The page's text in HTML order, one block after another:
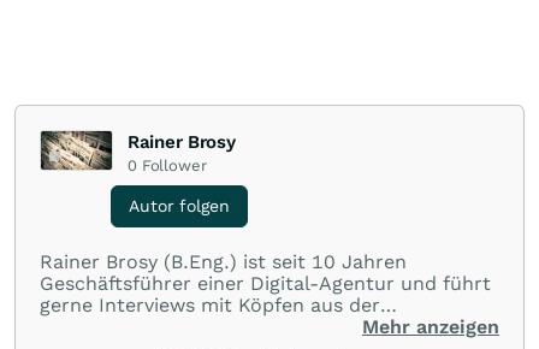
Rainer Brosy
0 Follower
Autor folgen
Rainer Brosy (B.Eng.) ist seit 10 Jahren
Geschäftsführer einer Digital-Agentur und führt
gerne Interviews mit Köpfen aus der
Mehr anzeigen